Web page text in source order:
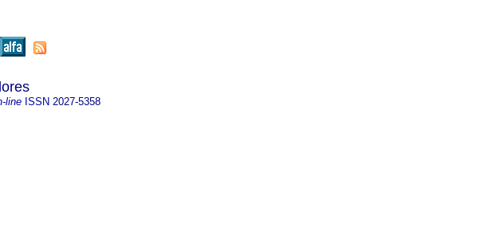
line ISSN 2027-5358